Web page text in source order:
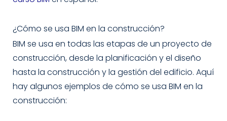
¿Cómo se usa BIM en la construcción?
BIM se usa en todas las etapas de un proyecto de
construcción, desde la planificación y el diseño
hasta la construcción y la gestión del edificio. Aquí
hay algunos ejemplos de cómo se usa BIM en la
construcción: